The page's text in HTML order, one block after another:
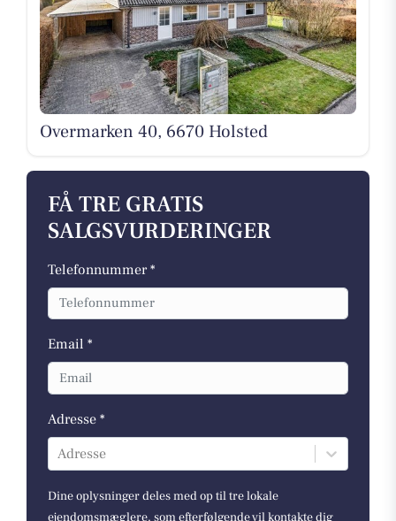
Overmarken 40, 6670 Holsted
FÅ TRE GRATIS
SALGSVURDERINGER
Telefonnummer *
Email *
Adresse *
Adresse
Dine oplysninger deles med op til tre lokale
ejendomsmæglere, som efterfølgende vil kontakte dig